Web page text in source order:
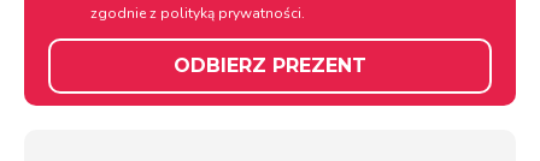
zgodnie z polityką prywatności.
ODBIERZ PREZENT